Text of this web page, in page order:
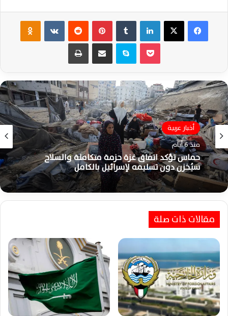
فيسبوك ‫X لينكدإن بينتيريست ‏VKontakte
سكايب مشاركة عبر البريد طباعة
أخبار عربية
منذ 6 أيام
حماس تؤكد اتفاق غزة حزمة متكاملة والسلاح
سيُخزن دون تسليمه لإسرائيل بالكامل
أخبار عربية
منذ أسبوع واحد
عراقجي يؤكد دعم أمن مصر ويحذر من مخططات
إسرائيل عقب حادث ميناء دمياط
مقالات ذات صلة